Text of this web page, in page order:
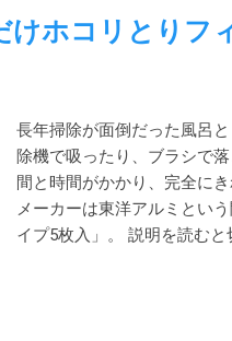
クリーンタープのロープと
回の9月のキャンプの時に試
ーの間隔が広がるので風の
ません。 フライの結露軽減
は冷えが良くなる分だけむ
いです。あとは、強風の時
ってみようと思います。 ア
ドームをきれいに張るコツ
けホコリとりフ
長年掃除が面倒だった風呂
除機で吸ったり、ブラシで
間と時間がかかり、完全に
メーカーは東洋アルミとい
イプ5枚入」。 説明を読む
速取り付けてみました。